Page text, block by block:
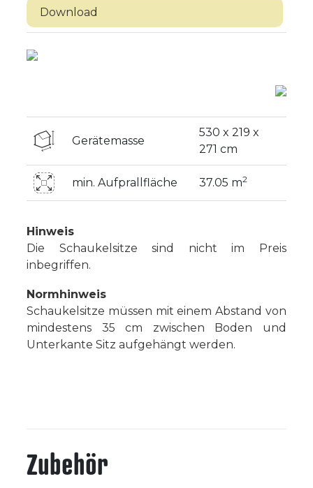
Download
Gerätemasse
530 x 219 x
271 cm
min. Aufprallfläche 37.05 m2
Hinweis
Die Schaukelsitze sind nicht im Preis
inbegriffen.
Normhinweis
Schaukelsitze müssen mit einem Abstand von
mindestens 35 cm zwischen Boden und
Unterkante Sitz aufgehängt werden.
Zubehör